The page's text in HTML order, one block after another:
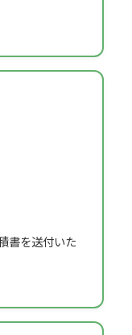
書を送付いた